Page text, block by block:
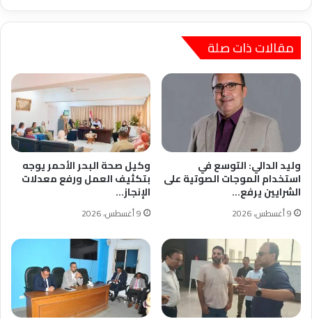
مقالات ذات صلة
وليد الدالي: التوسع في
استخدام الموجات الصوتية على
الشرايين يرفع…
9 أغسطس، 2026
وكيل صحة البحر الأحمر يوجه
بتكثيف العمل ورفع معدلات
الإنجاز…
9 أغسطس، 2026